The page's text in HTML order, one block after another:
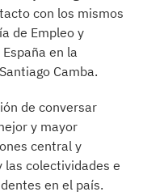
con los mismos
de Empleo y
en la
Camba.
de conversar
y mayor
central y
colectividades e
en el país.